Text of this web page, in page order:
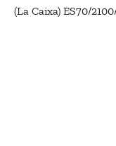
(La Caixa) ES70/